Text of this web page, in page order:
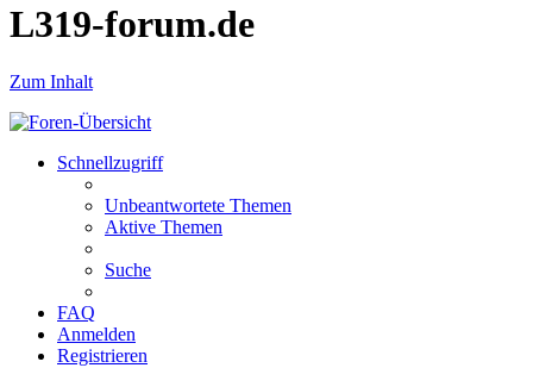
L319-forum.de
Zum Inhalt
Schnellzugriff
Unbeantwortete Themen
Aktive Themen
Suche
FAQ
Anmelden
Registrieren